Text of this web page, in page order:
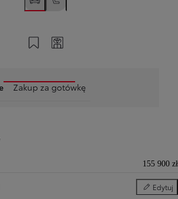
Zapisz na swoim koncie
Zakup za gotówkę
155 900 zł
Edytuj
Napęd